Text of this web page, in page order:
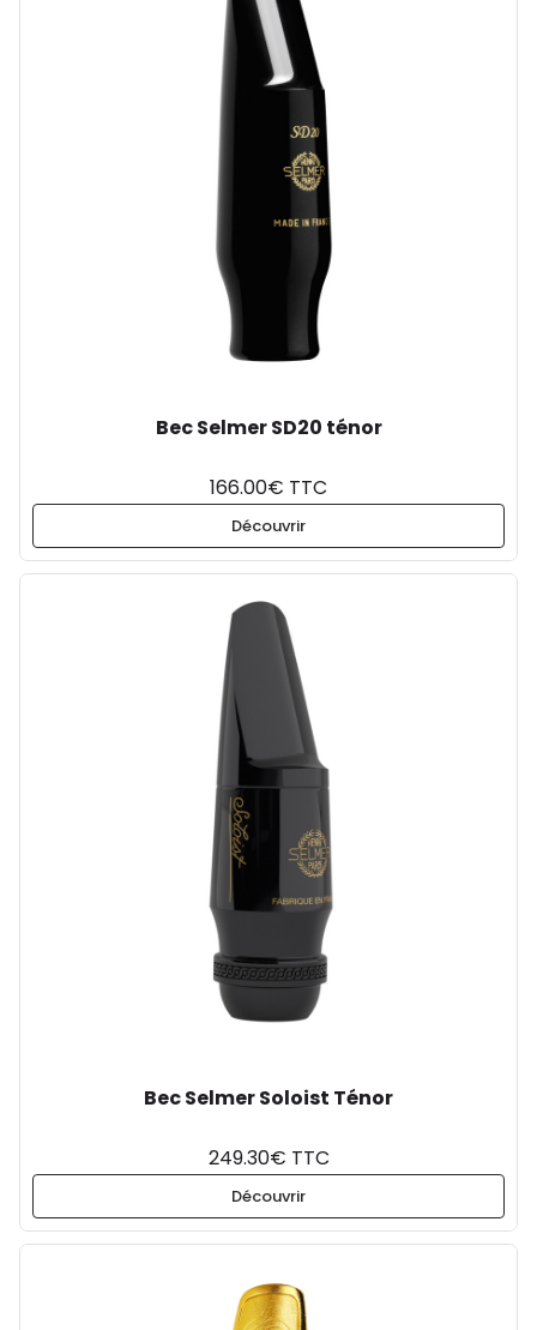
Bec Selmer SD20 ténor
166.00€ TTC
Découvrir
Bec Selmer Soloist Ténor
249.30€ TTC
Découvrir